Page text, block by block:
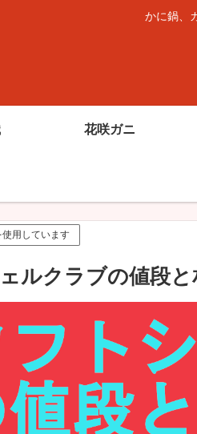
かに鍋、
花咲ガニ
使用しています
ルクラブの値段